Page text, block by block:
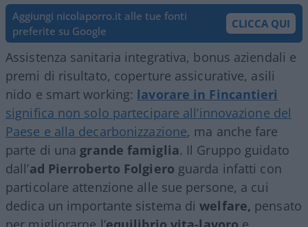
Aggiungi nicolaporro.it alle tue fonti
preferite su Google
CLICCA QUI
Assistenza sanitaria integrativa, bonus aziendali e
premi di risultato, coperture assicurative, asili
nido e smart working: lavorare in Fincantieri
significa non solo partecipare all’innovazione del
Paese e alla decarbonizzazione, ma anche fare
parte di una grande famiglia. Il Gruppo guidato
dall’ad Pierroberto Folgiero guarda infatti con
particolare attenzione alle sue persone, a cui
dedica un importante sistema di welfare, pensato